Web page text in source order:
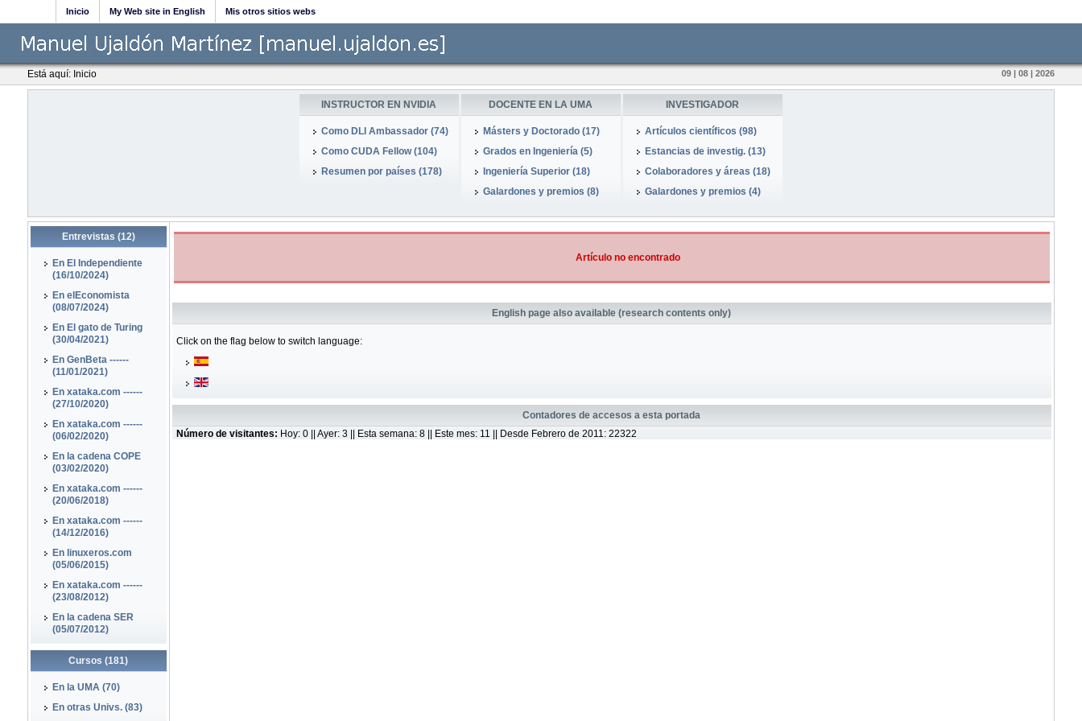
Inicio My Web site in English Mis otros sitios webs
Está aquí: Inicio 09 | 08 | 2026
INSTRUCTOR EN NVIDIA
Como DLI Ambassador (74)
Como CUDA Fellow (104)
Resumen por países (178)
DOCENTE EN LA UMA
Másters y Doctorado (17)
Grados en Ingeniería (5)
Ingeniería Superior (18)
Galardones y premios (8)
INVESTIGADOR
Artículos científicos (98)
Estancias de investig. (13)
Colaboradores y áreas (18)
Galardones y premios (4)
Entrevistas (12)
En El Independiente
(16/10/2024)
En elEconomista
(08/07/2024)
En El gato de Turing
(30/04/2021)
En GenBeta ------
(11/01/2021)
En xataka.com ------
(27/10/2020)
En xataka.com ------
(06/02/2020)
En la cadena COPE
(03/02/2020)
En xataka.com ------
(20/06/2018)
En xataka.com ------
(14/12/2016)
En linuxeros.com
(05/06/2015)
En xataka.com ------
(23/08/2012)
En la cadena SER
(05/07/2012)
Cursos (181)
En la UMA (70)
En otras Univs. (83)
Artículo no encontrado
English page also available (research contents only)
Click on the flag below to switch language:
Contadores de accesos a esta portada
Número de visitantes: Hoy: 0 || Ayer: 3 || Esta semana: 8 || Este mes: 11 || Desde Febrero de 2011: 22322